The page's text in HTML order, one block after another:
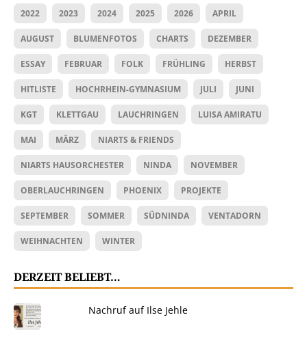
2022 2023 2024 2025 2026 APRIL
AUGUST BLUMENFOTOS CHARTS DEZEMBER
ESSAY FEBRUAR FOLK FRÜHLING HERBST
HITLISTE HOCHRHEIN-GYMNASIUM JULI JUNI
KGT KLETTGAU LAUCHRINGEN LUISA AMIRATU
MAI MÄRZ NIARTS & FRIENDS
NIARTS HAUSORCHESTER NINDA NOVEMBER
OBERLAUCHRINGEN PHOENIX PROJEKTE
SEPTEMBER SOMMER SÜDNINDA VENTADORN
WEIHNACHTEN WINTER
DERZEIT BELIEBT…
Nachruf auf Ilse Jehle